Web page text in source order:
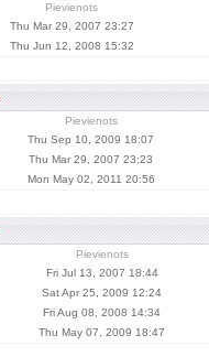
Pievienots
Thu Mar 29, 2007 23:27
Thu Jun 12, 2008 15:32
Pievienots
Thu Sep 10, 2009 18:07
Thu Mar 29, 2007 23:23
Mon May 02, 2011 20:56
Pievienots
Fri Jul 13, 2007 18:44
Sat Apr 25, 2009 12:24
Fri Aug 08, 2008 14:34
Thu May 07, 2009 18:47